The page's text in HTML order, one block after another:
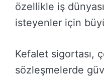
özellikle iş
isteyenler için
Kefalet sigortası,
sözleşmelerde